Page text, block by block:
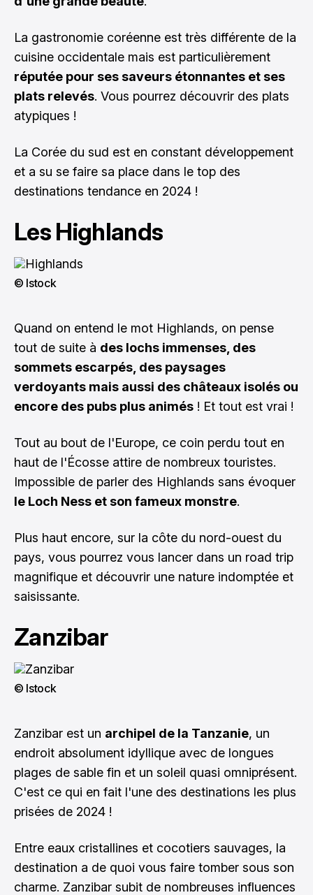
La gastronomie coréenne est très différente de la
cuisine occidentale mais est particulièrement
réputée pour ses saveurs étonnantes et ses
plats relevés. Vous pourrez découvrir des plats
atypiques !
La Corée du sud est en constant développement
et a su se faire sa place dans le top des
destinations tendance en 2024 !
Les Highlands
© Istock
Quand on entend le mot Highlands, on pense
tout de suite à des lochs immenses, des
sommets escarpés, des paysages
verdoyants mais aussi des châteaux isolés ou
encore des pubs plus animés ! Et tout est vrai !
Tout au bout de l'Europe, ce coin perdu tout en
haut de l'Écosse attire de nombreux touristes.
Impossible de parler des Highlands sans évoquer
le Loch Ness et son fameux monstre.
Plus haut encore, sur la côte du nord-ouest du
pays, vous pourrez vous lancer dans un road trip
magnifique et découvrir une nature indomptée et
saisissante.
Zanzibar
© Istock
Zanzibar est un archipel de la Tanzanie, un
endroit absolument idyllique avec de longues
plages de sable fin et un soleil quasi omniprésent.
C'est ce qui en fait l'une des destinations les plus
prisées de 2024 !
Entre eaux cristallines et cocotiers sauvages, la
destination a de quoi vous faire tomber sous son
charme. Zanzibar subit de nombreuses influences